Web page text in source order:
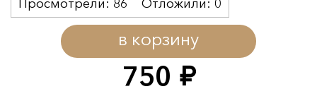
750 руб.
в корзину
Просмотрели: 86 Отложили: 0